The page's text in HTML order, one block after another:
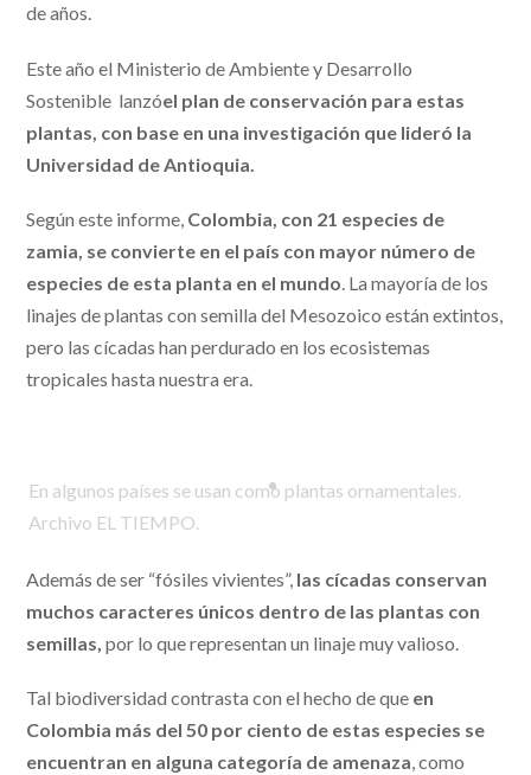
de años.
Este año el Ministerio de Ambiente y Desarrollo
Sostenible lanzóel plan de conservación para estas
plantas, con base en una investigación que lideró la
Universidad de Antioquia.
Según este informe, Colombia, con 21 especies de
zamia, se convierte en el país con mayor número de
especies de esta planta en el mundo. La mayoría de los
linajes de plantas con semilla del Mesozoico están extintos,
pero las cícadas han perdurado en los ecosistemas
tropicales hasta nuestra era.
En algunos países se usan como plantas ornamentales.
Archivo EL TIEMPO.
Además de ser “fósiles vivientes”, las cícadas conservan
muchos caracteres únicos dentro de las plantas con
semillas, por lo que representan un linaje muy valioso.
Tal biodiversidad contrasta con el hecho de que en
Colombia más del 50 por ciento de estas especies se
encuentran en alguna categoría de amenaza, como